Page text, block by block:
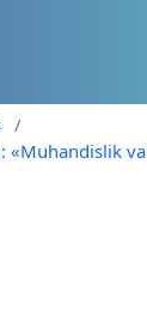
/
«Muhandislik